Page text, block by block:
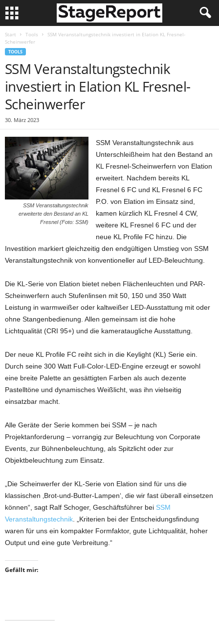
Start Tools
SSM Veranstaltungstechnik investiert in Elation KL Fresnel-
Scheinwerfer
TOOLS
SSM Veranstaltungstechnik
investiert in Elation KL Fresnel-
Scheinwerfer
30. März 2023
SSM Veranstaltungstechnik
erweiterte den Bestand an KL
Fresnel (Foto: SSM)
SSM Veranstaltungstechnik aus
Unterschleißheim hat den Bestand an
KL Fresnel-Scheinwerfern von Elation
erweitert. Nachdem bereits KL
Fresnel 6 FC und KL Fresnel 6 FC
P.O. von Elation im Einsatz sind,
kamen kürzlich KL Fresnel 4 CW,
weitere KL Fresnel 6 FC und der
neue KL Profile FC hinzu. Die
Investition markiert gleichzeitig den endgültigen Umstieg von SSM
Veranstaltungstechnik von konventioneller auf LED-Beleuchtung.
Die KL-Serie von Elation bietet neben Flächenleuchten und PAR-
Scheinwerfern auch Stufenlinsen mit 50, 150 und 350 Watt
Leistung in warmweißer oder kaltweißer LED-Ausstattung mit oder
ohne Stangenbedienung. Allen gemeinsam ist die hohe
Lichtqualität (CRI 95+) und die kamerataugliche Ausstattung.
Der neue KL Profile FC reiht sich in die Keylight (KL) Serie ein.
Durch seine 300 Watt Full-Color-LED-Engine erzeugt er sowohl
eine breite Palette an gesättigten Farben als auch dezente
Pastelltöne und dynamisches Weißlicht, was ihn vielseitig
einsatzbar macht.
Alle Geräte der Serie kommen bei SSM – je nach
Projektanforderung – vorrangig zur Beleuchtung von Corporate
Events, zur Bühnenbeleuchtung, als Spitzlicht oder zur
Objektbeleuchtung zum Einsatz.
„Die Scheinwerfer der KL-Serie von Elation sind für uns die
klassischen ‚Brot-und-Butter-Lampen‘, die wir fast überall einsetzen
können“, sagt Ralf Schoger, Geschäftsführer bei SSM
Veranstaltungstechnik . „Kriterien bei der Entscheidungsfindung
waren für uns ein kompakter Formfaktor, gute Lichtqualität, hoher
Output und eine gute Verbreitung.“
Gefällt mir: